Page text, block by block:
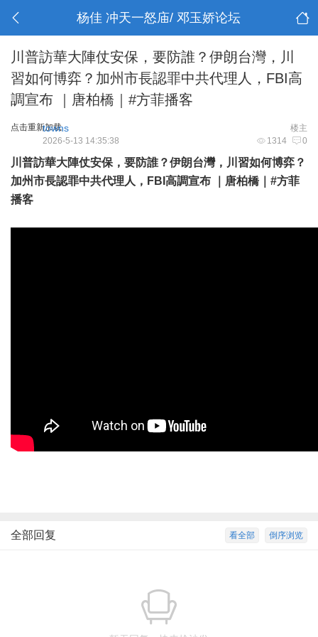
杨佳 冲天一怒庙/ 邓玉娇论坛
川普訪華大陣仗安保，要防誰？伊朗台灣，川
習如何博弈？加州市長認罪中共代理人，FBI高
調宣布 ｜唐柏橋｜#方菲播客
点击重新加载 楼主
towns
1314 0
2026-5-13 14:35:38
川普訪華大陣仗安保，要防誰？伊朗台灣，川習如何博弈？
加州市長認罪中共代理人，FBI高調宣布 ｜唐柏橋｜ #方菲
播客
倒序浏览
看全部
全部回复